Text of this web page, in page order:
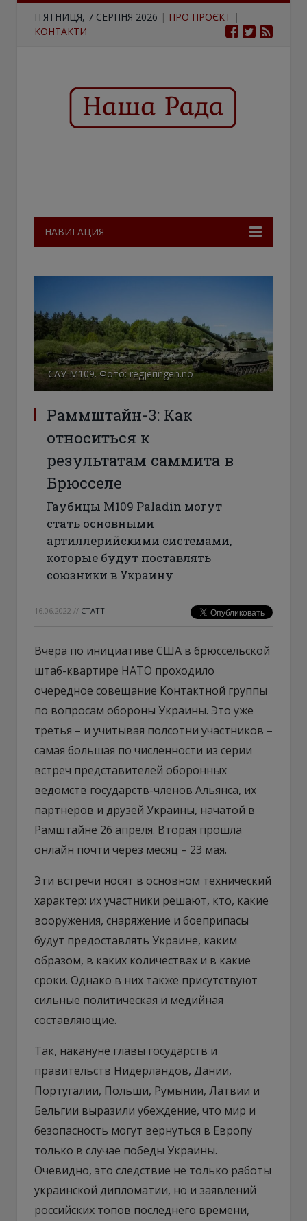
П'ЯТНИЦЯ, 7 СЕРПНЯ 2026 | ПРО ПРОЄКТ |
КОНТАКТИ
НАВИГАЦИЯ
САУ М109. Фото: regjeringen.no
Раммштайн-3: Как
относиться к
результатам саммита в
Брюсселе
Гаубицы М109 Paladin могут
стать основными
артиллерийскими системами,
которые будут поставлять
союзники в Украину
16.06.2022 // СТАТТІ
Вчера по инициативе США в брюссельской
штаб-квартире НАТО проходило
очередное совещание Контактной группы
по вопросам обороны Украины. Это уже
третья – и учитывая полсотни участников –
самая большая по численности из серии
встреч представителей оборонных
ведомств государств-членов Альянса, их
партнеров и друзей Украины, начатой в
Рамштайне 26 апреля. Вторая прошла
онлайн почти через месяц – 23 мая.
Эти встречи носят в основном технический
характер: их участники решают, кто, какие
вооружения, снаряжение и боеприпасы
будут предоставлять Украине, каким
образом, в каких количествах и в какие
сроки. Однако в них также присутствуют
сильные политическая и медийная
составляющие.
Так, накануне главы государств и
правительств Нидерландов, Дании,
Португалии, Польши, Румынии, Латвии и
Бельгии выразили убеждение, что мир и
безопасность могут вернуться в Европу
только в случае победы Украины.
Очевидно, это следствие не только работы
украинской дипломатии, но и заявлений
российских топов последнего времени,